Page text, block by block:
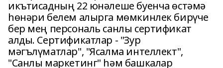
икътисадның 22 юнәлеше буенча өстәмә
һөнәри белем алырга мөмкинлек бирүче
бер мең персональ санлы сертификат
алды. Сертификатлар - "Зур
мәгълүматлар", "Ясалма интеллект",
"Санлы маркетинг" һәм башкалар